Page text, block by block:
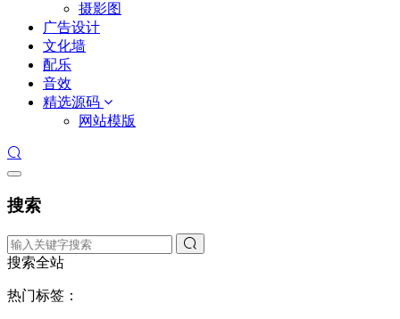
摄影图
广告设计
文化墙
配乐
音效
精选源码
网站模版
搜索
搜索全站
热门标签：